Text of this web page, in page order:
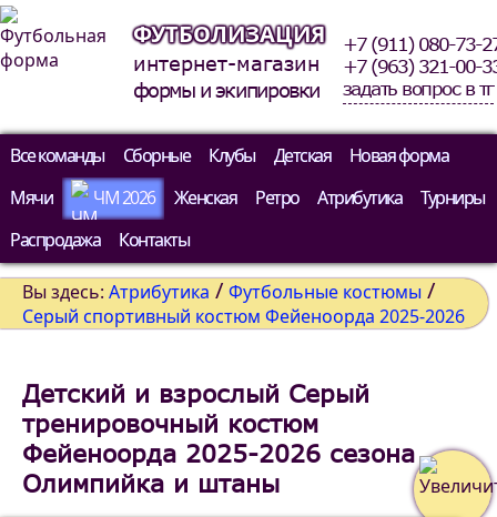
ФУТБОЛИЗАЦИЯ
интернет-магазин
формы и экипировки
+7 (911) 080-73-
+7 (963) 321-00-
задать вопрос в тг
Все команды Сборные Клубы Детская
Новая форма
Мячи
ЧМ 2026 Женская Ретро Атрибутика
Турниры
Распродажа
Контакты
Вы здесь: Атрибутика / Футбольные костюмы /
Серый спортивный костюм Фейеноорда 2025-2026
Детский и взрослый Серый
тренировочный костюм
Фейеноорда 2025-2026 сезона
Олимпийка и штаны